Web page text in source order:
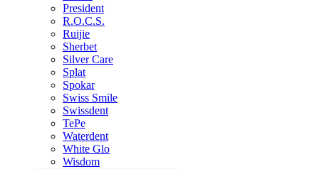
President
R.O.C.S.
Ruijie
Sherbet
Silver Care
Splat
Spokar
Swiss Smile
Swissdent
TePe
Waterdent
White Glo
Wisdom